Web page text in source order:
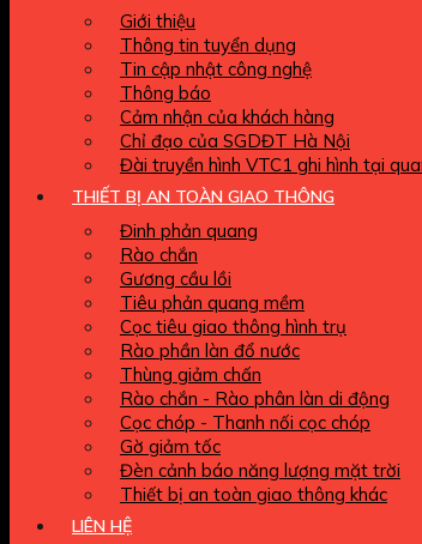
Giới thiệu
Thông tin tuyển dụng
Tin cập nhật công nghệ
Thông báo
Cảm nhận của khách hàng
Chỉ đạo của SGDĐT Hà Nội
Đài truyền hình VTC1 ghi hình tại
THIẾT BỊ AN TOÀN GIAO THÔNG
Đinh phản quang
Rào chắn
Gương cầu lồi
Tiêu phản quang mềm
Cọc tiêu giao thông hình trụ
Rào phần làn đổ nước
Thùng giảm chấn
Rào chắn - Rào phân làn di động
Cọc chóp - Thanh nối cọc chóp
Gờ giảm tốc
Đèn cảnh báo năng lượng mặt trời
Thiết bị an toàn giao thông khác
LIÊN HỆ